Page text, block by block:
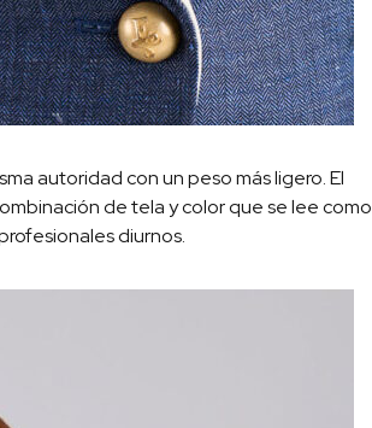
autoridad con un peso más ligero. El
de tela y color que se lee como
diurnos.